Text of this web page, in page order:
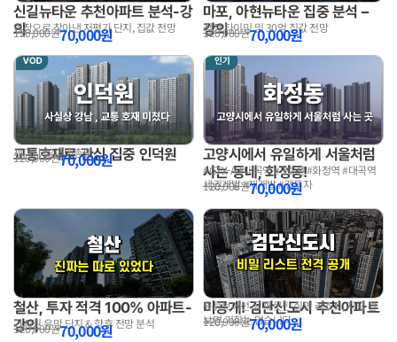
신길뉴타운 추천아파트 분석-강
의
임장으로 찾아낸 저평가 단지, 집값 전망
120,000원70,000원
마포, 아현뉴타운 집중 분석 –
강의
적정 타이밍 및 30억 집값 전망
120,000원70,000원
교통호재로 관심 집중 인덕원
세미나&임장&총평
120,000원70,000원
고양시에서 유일하게 서울처럼
사는 동네, 화정동!
#GTX-A #대곡역 #3호선 #화정역 #대곡역
세권개발 #재개발 #갭투자
120,000원70,000원
철산, 투자 적격 100% 아파트-
강의
가시권 유망 단지 & 향후 전망 분석
120,000원70,000원
미공개! 검단신도시 추천아파트
유튜브에선 공개 못한 실명 리스트, 지금 안
보면 기회는 없습니다
120,000원70,000원